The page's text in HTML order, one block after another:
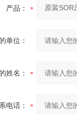
产品：
单位：
姓名：
电话：